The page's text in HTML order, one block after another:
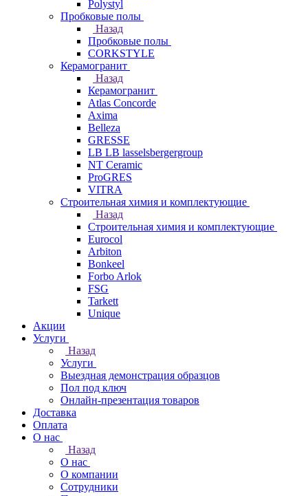
Polystyl
Пробковые полы
Назад
Пробковые полы
CORKSTYLE
Керамогранит
Назад
Керамогранит
Atlas Concorde
Axima
Belleza
GRESSE
LB LB lasselsbergergroup
NT Ceramic
ProGRES
VITRA
Строительная химия и комплектующие
Назад
Строительная химия и комплектующие
Eurocol
Arbiton
Bonkeel
Forbo Arlok
FSG
Tarkett
Unique
Акции
Услуги
Назад
Услуги
Выездная демонстрация образцов
Пол под ключ
Онлайн-презентация товаров
Доставка
Оплата
О нас
Назад
О нас
О компании
Сотрудники